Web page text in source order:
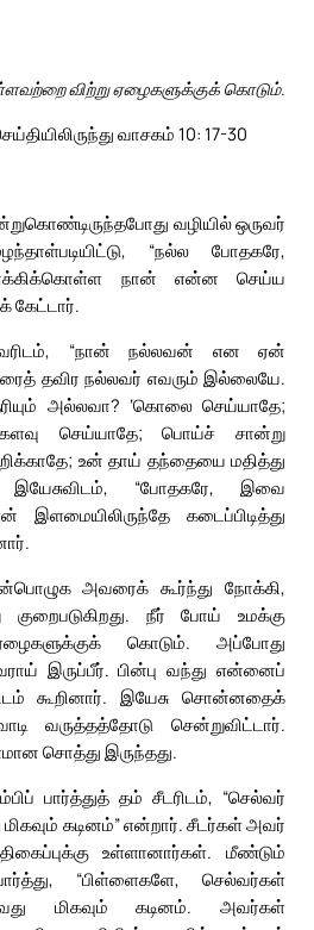
விற்று ஏழைகளுக்குக் கொடும்.
வாசகம் 10: 17-30
வழியில் ஒருவர்
“நல்ல போதகரே,
நான் என்ன செய்ய
கேட்டார்.
“நான் நல்லவன் என ஏன்
தவிர நல்லவர் எவரும் இல்லையே.
அல்லவா? ‘கொலை செய்யாதே;
செய்யாதே; பொய்ச் சான்று
உன் தாய் தந்தையை மதித்து
“போதகரே, இவை
கடைப்பிடித்து
அவரைக் கூர்ந்து நோக்கி,
நீர் போய் உமக்கு
கொடும். அப்போது
இருப்பீர். பின்பு வந்து என்னைப்
கூறினார். இயேசு சொன்னதைக்
வருத்தத்தோடு சென்றுவிட்டார்.
சொத்து இருந்தது.
பார்த்துத் தம் சீடரிடம், “செல்வர்
மிகவும் கடினம்” என்றார். சீடர்கள் அவர்
உள்ளானார்கள். மீண்டும்
“பிள்ளைகளே, செல்வர்கள்
மிகவும் கடினம். அவர்கள்